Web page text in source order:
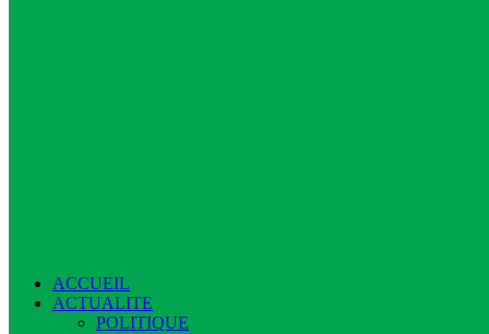
ACCUEIL
ACTUALITE
POLITIQUE